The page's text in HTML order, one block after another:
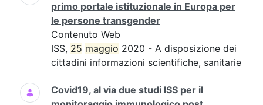
primo portale istituzionale in Europa per
le persone transgender
Contenuto Web
ISS, 25 maggio 2020 - A disposizione dei
cittadini informazioni scientifiche, sanitarie
Covid19, al via due studi ISS per il